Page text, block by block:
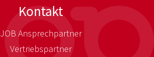
Kontakt
JOB Ansprechpartner
Vertriebspartner